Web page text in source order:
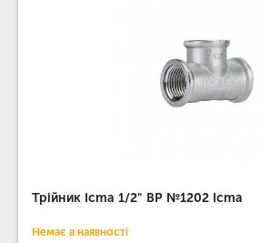
Трійник Icma 1/2" ВР №1202 Icma
Немає в наявності